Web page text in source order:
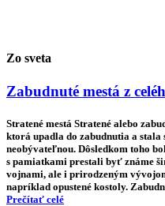
Zo sveta
Zabudnuté mestá z
Stratené mestá Stratené alebo
ktorá upadla do zabudnutia a stala
neobývateľnou. Dôsledkom toho
s pamiatkami prestali byť známe
vojnami, ale i prirodzeným
napríklad opustené kostoly.
Prečítať celé